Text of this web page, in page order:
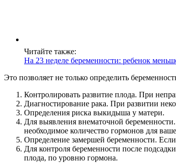
Читайте также:
На 23 неделе беременности: ребенок
Это позволяет не только определить
Контролировать развитие плода. При
Диагностирование рака. При развитии
Определения риска выкидыша у матери.
Для выявления внематочной
необходимое количество гормонов для
Определение замершей беременности.
Для контроля беременности после
плода, по уровню гормона.